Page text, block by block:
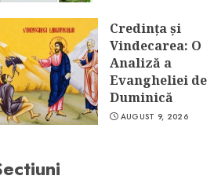
Credința și
Vindecarea: O
Analiză a
Evangheliei de
Duminică
AUGUST 9, 2026